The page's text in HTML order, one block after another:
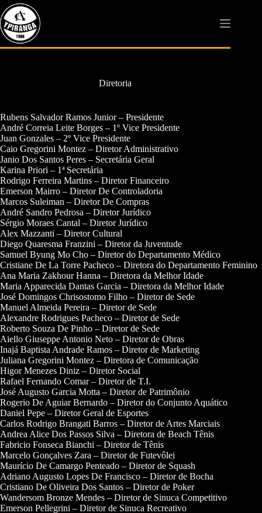
Pular
para
o
conteúdo
Diretoria
Rubens Salvador Ramos Junior – Presidente
André Correia Leite Borges – 1º Vice Presidente
Juan Gonzales – 2º Vice Presidente
Caio Gregorini Montez – Diretor Administrativo
Janio Dos Santos Peres – Secretária Geral
Karina Priori – 1ª Secretária
Rodrigo Ferreira Martins – Diretor Financeiro
Emerson Mairro – Diretor De Controladoria
Marcos Suleiman – Diretor De Compras
André Sandro Pedrosa – Diretor Jurídico
Sérgio Moraes Cantal – Diretor Jurídico
Alex Mazzanti – Diretor Cultural
Diego Quaresma Franzini – Diretor da Juventude
Samuel Byung Mo Cho – Diretor do Departamento Médico
Cristiane De La Torre Pacheco – Diretora do Departamento Feminino
Ana Maria Zakhour Hanna – Diretora da Melhor Idade
Maria Apparecida Dantas Garcia – Diretora da Melhor Idade
José Domingos Chrisostomo Filho – Diretor de Sede
Manuel Almeida Pereira – Diretor de Sede
Alexandre Rodrigues Pacheco – Diretor de Sede
Roberto Souza De Pinho – Diretor de Sede
Aiello Giuseppe Antonio Neto – Diretor de Obras
Inajá Baptista Andrade Ramos – Diretor de Marketing
Juliana Gregorini Montez – Diretora de Comunicação
Higor Menezes Diniz – Diretor Social
Rafael Fernando Comar – Diretor de T.I.
José Augusto Garcia Motta – Diretor de Patrimônio
Rogerio De Aguiar Bernardo – Diretor do Conjunto Aquático
Daniel Pepe – Diretor Geral de Esportes
Carlos Rodrigo Brangati Barros – Diretor de Artes Marciais
Andrea Alice Dos Passos Silva – Diretora de Beach Tênis
Fabricio Fonseca Bianchi – Diretor de Tênis
Marcelo Gonçalves Zara – Diretor de Futevôlei
Maurício De Camargo Penteado – Diretor de Squash
Adriano Augusto Lopes De Francisco – Diretor de Bocha
Cristiano De Oliveira Dos Santos – Diretor de Poker
Wandersom Bronze Mendes – Diretor de Sinuca Competitivo
Emerson Pellegrini – Diretor de Sinuca Recreativo